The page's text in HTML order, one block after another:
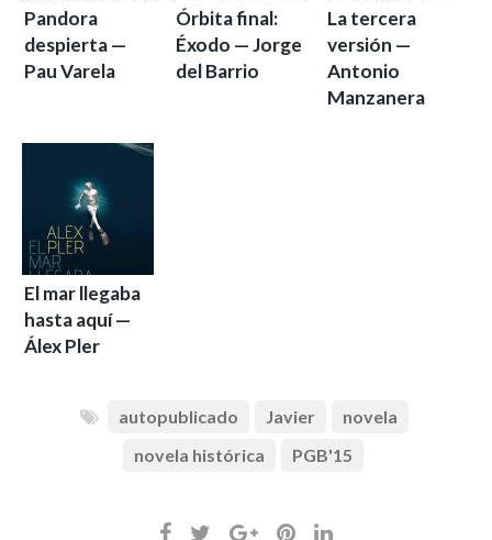
Pandora
despierta —
Pau Varela
Órbita final:
Éxodo — Jorge
del Barrio
La tercera
versión —
Antonio
Manzanera
El mar llegaba
hasta aquí —
Álex Pler
autopublicado Javier
novela
novela histórica
PGB'15